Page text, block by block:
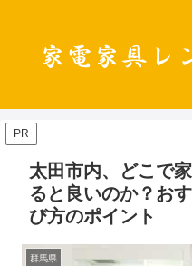
PR
太田市内、どこで
ると良いのか？お
び方のポイント
群馬県